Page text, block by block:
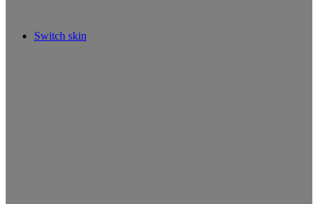
Switch skin